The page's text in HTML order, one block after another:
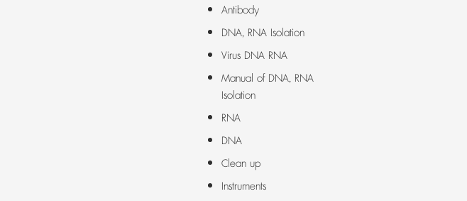
Antibody
DNA, RNA Isolation
Virus DNA RNA
Manual of DNA, RNA
Isolation
RNA
DNA
Clean up
Instruments